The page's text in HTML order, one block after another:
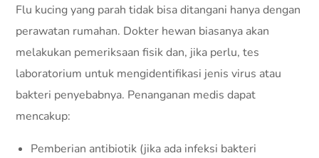
Flu kucing yang parah tidak bisa ditangani hanya dengan
perawatan rumahan. Dokter hewan biasanya akan
melakukan pemeriksaan fisik dan, jika perlu, tes
laboratorium untuk mengidentifikasi jenis virus atau
bakteri penyebabnya. Penanganan medis dapat
mencakup:
Pemberian antibiotik (jika ada infeksi bakteri